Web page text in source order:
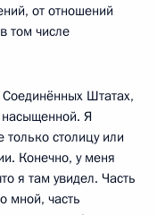
от отношений
том числе
Штатах,
насыщенной. Я
столицу или
Конечно, у меня
я там увидел. Часть
мной, часть